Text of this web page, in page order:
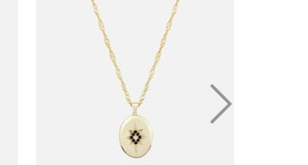
bir mücevher kutusu veya takı
çizilmesini veya hasar görmesini
diğer sert cisimlerle temas
losyon, saç spreyi gibi kimyasal
mücevherinize zarar